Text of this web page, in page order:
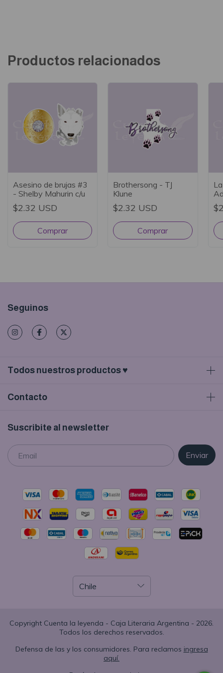
Productos relacionados
Asesino de brujas #3
- Shelby Mahurin c/u
$2.32 USD
Brothersong - TJ
Klune
$2.32 USD
Seguinos
Todos nuestros productos ♥
Contacto
Suscribite al newsletter
Copyright Cuenta la leyenda - Caja Literaria Argentina - 2026.
Todos los derechos reservados.
Defensa de las y los consumidores. Para reclamos ingresa
aquí.